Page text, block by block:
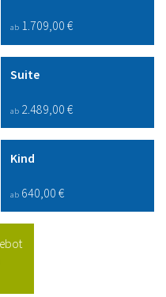
ab 1.709,00 €
Suite
ab 2.489,00 €
Kind
ab 640,00 €